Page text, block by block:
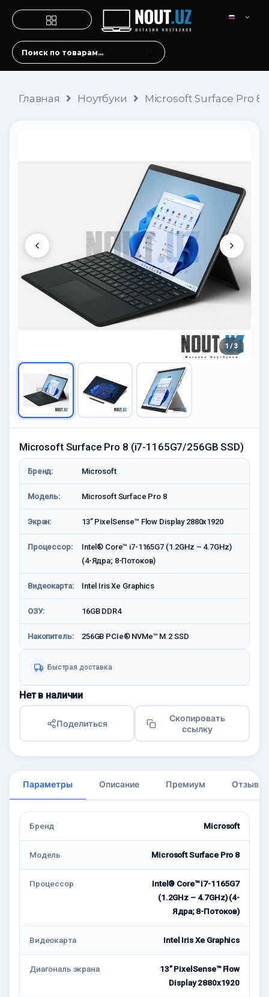
Главная Ноутбуки Microsoft Surface Pro 8
1 / 3
Microsoft Surface Pro 8 (i7-1165G7/256GB SSD)
Бренд: Microsoft
Модель: Microsoft Surface Pro 8
Экран: 13” PixelSense™ Flow Display 2880x1920
Процессор:
Intel® Core™ i7-1165G7 (1.2GHz – 4.7GHz)
(4-Ядра; 8-Потоков)
Видеокарта: Intel Iris Xe Graphics
ОЗУ: 16GB DDR4
Накопитель: 256GB PCIe® NVMe™ M.2 SSD
Быстрая доставка
Нет в наличии
Поделиться
Скопировать
ссылку
Параметры Описание Премиум Отзывы
Бренд Microsoft
Модель Microsoft Surface Pro 8
Процессор
Intel® Core™ i7-1165G7
(1.2GHz – 4.7GHz) (4-
Ядра; 8-Потоков)
Видеокарта Intel Iris Xe Graphics
Диагональ экрана
13” PixelSense™ Flow
Display 2880x1920